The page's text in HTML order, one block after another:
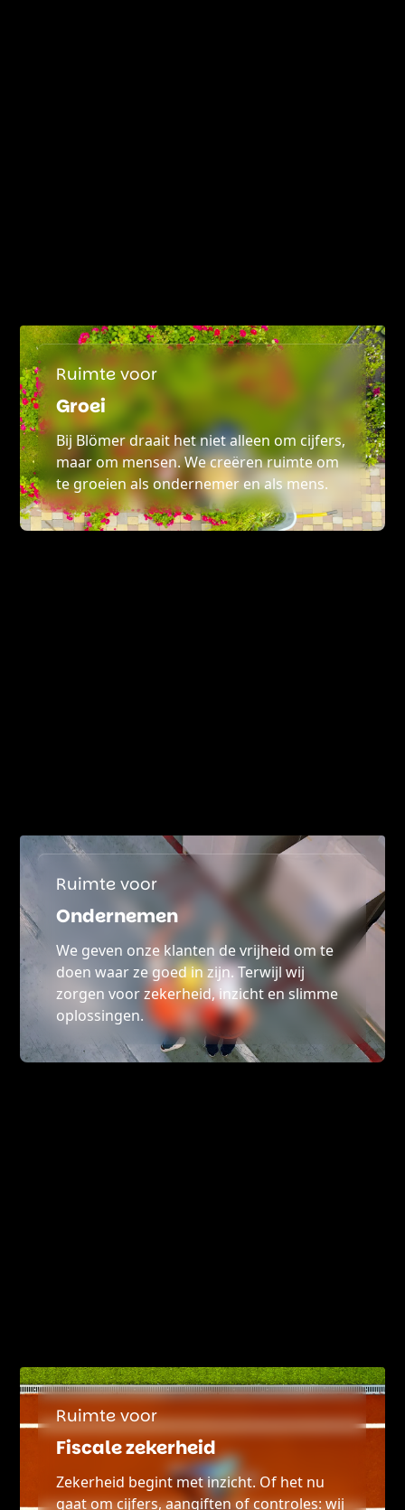
Ruimte voor
Groei
Bij Blömer draait het niet alleen om cijfers,
maar om mensen. We creëren ruimte om
te groeien als ondernemer en als mens.
Ruimte voor
Ondernemen
We geven onze klanten de vrijheid om te
doen waar ze goed in zijn. Terwijl wij
zorgen voor zekerheid, inzicht en slimme
oplossingen.
Ruimte voor
Fiscale zekerheid
Zekerheid begint met inzicht. Of het nu
gaat om cijfers, aangiften of controles: wij